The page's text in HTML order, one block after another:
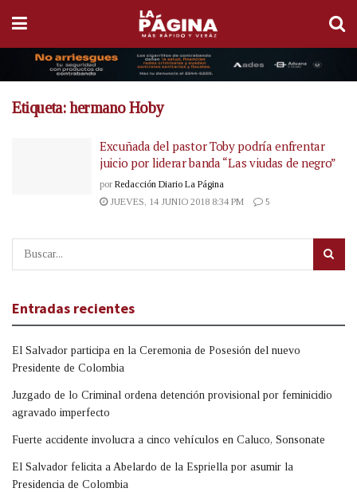
Etiqueta:hermano Hoby
Excuñada del pastor Toby podría enfrentar
juicio por liderar banda “Las viudas de negro”
por Redacción Diario La Página
JUEVES, 14 JUNIO 2018 8:34 PM
5
Entradas recientes
El Salvador participa en la Ceremonia de Posesión del nuevo
Presidente de Colombia
Juzgado de lo Criminal ordena detención provisional por feminicidio
agravado imperfecto
Fuerte accidente involucra a cinco vehículos en Caluco, Sonsonate
El Salvador felicita a Abelardo de la Espriella por asumir la
Presidencia de Colombia